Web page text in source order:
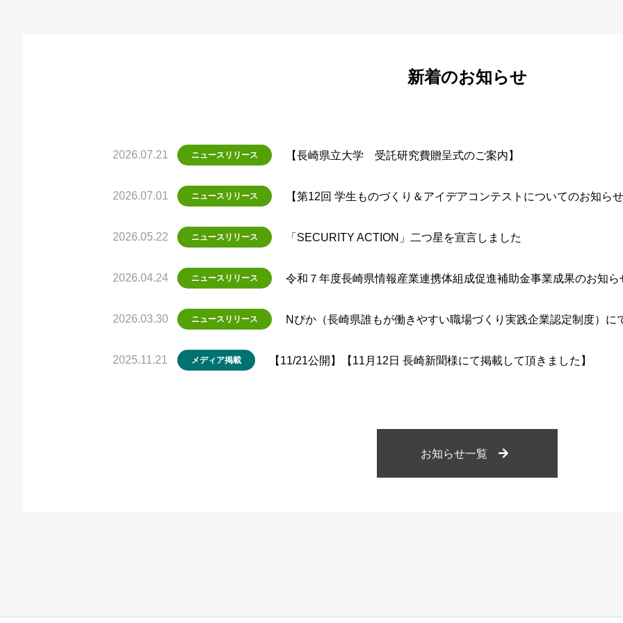
新着のお知らせ
2026.07.21 ニュースリリース 【長崎県立大学 受託研究費贈呈式のご案内】
2026.07.01 ニュースリリース 【第12回 学生ものづくり＆アイデアコンテストについてのお知ら
2026.05.22 ニュースリリース 「SECURITY ACTION」二つ星を宣言しました
2026.04.24 ニュースリリース 令和７年度長崎県情報産業連携体組成促進補助金事業成果のお知ら
2026.03.30 ニュースリリース Nぴか（長崎県誰もが働きやすい職場づくり実践企業認定制度）
2025.11.21 メディア掲載 【11/21公開】【11月12日 長崎新聞様にて掲載して頂きました】
お知らせ一覧